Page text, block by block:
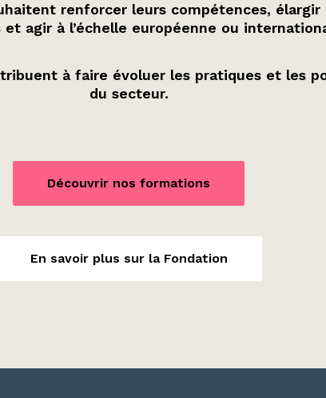
renforcer leurs compétences, élargir
et agir à l’échelle européenne ou
à faire évoluer les pratiques et les
du secteur.
Découvrir nos formations
En savoir plus sur la Fondation